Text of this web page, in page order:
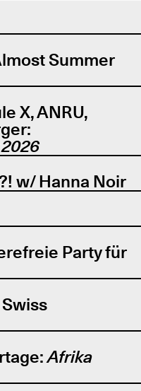
Summer
X, ANRU,
w/ Hanna Noir
Party für
Afrika